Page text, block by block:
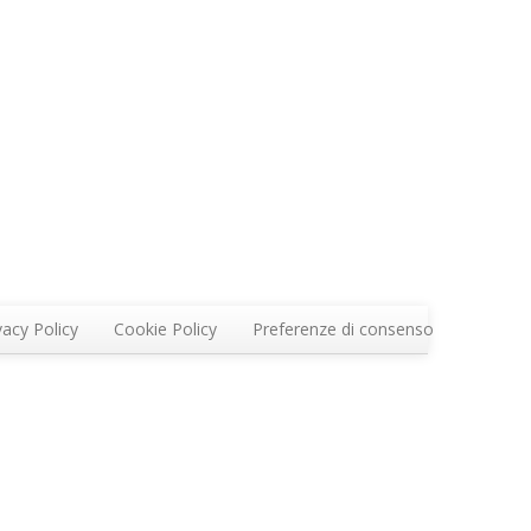
Policy Cookie Policy Preferenze di consenso